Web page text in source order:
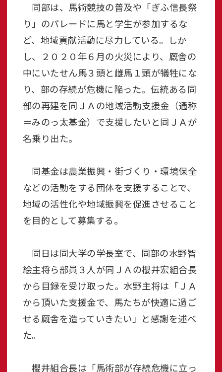
同部は、馬術競技の普及や「ぎふ信長祭
り」のパレードに馬と学生が参加するな
ど、地域貢献活動に尽力している。しか
し、２０２０年６月の火災により、厩舎の
中にいたせん馬３頭と雌馬１頭が犠牲にな
り、部の存続が危機に陥った。伝統ある同
部の再建を同ＪＡの地域活動支援金（通称
＝みのっ太基金）で支援したいと同ＪＡが
名乗り出た。
同基金は農業振興・街づくり・環境保全
などの活動をする団体を支援することで、
地域の活性化や地域振興を促進させること
を目的として募集する。
同日は同大学の学長室で、同部の水野智
絵主将ら部員３人が同ＪＡの櫻井宏組合長
から目録を受け取った。水野主将は「ＪＡ
から頂いた支援金で、馬たちが快適に過ご
せる厩舎を造っていきたい」と感謝を述べ
た。
櫻井組合長は「馬術部が存続危機に立っ